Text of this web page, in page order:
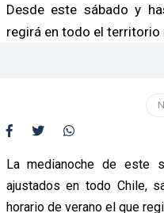
Desde este sábado y
regirá en todo el territorio
La medianoche de este
ajustados en todo Chile,
horario de verano el que